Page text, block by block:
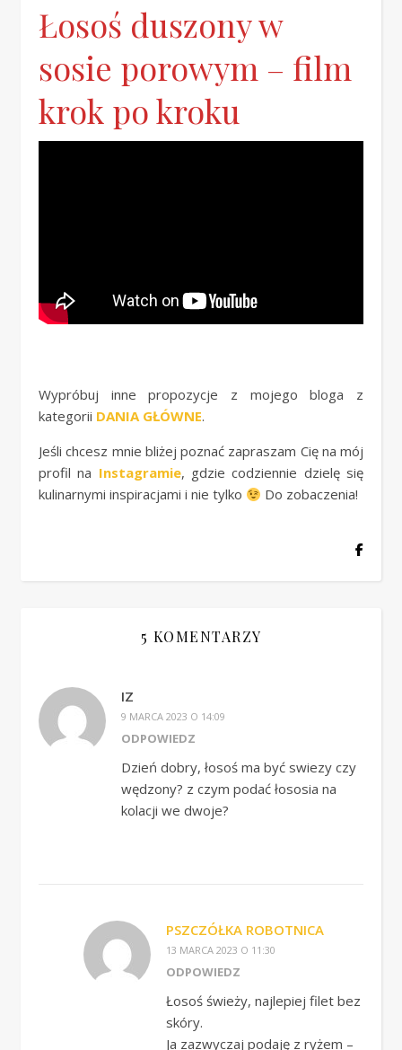
Łosoś duszony w
sosie porowym – film
krok po kroku
Wypróbuj inne propozycje z mojego bloga z
kategorii DANIA GŁÓWNE.
Jeśli chcesz mnie bliżej poznać zapraszam Cię na mój
profil na Instagramie, gdzie codziennie dzielę się
kulinarnymi inspiracjami i nie tylko
Do zobaczenia!
5 KOMENTARZY
IZ
9 MARCA 2023 O 14:09
ODPOWIEDZ
Dzień dobry, łosoś ma być swiezy czy
wędzony? z czym podać łososia na
kolacji we dwoje?
PSZCZÓŁKA ROBOTNICA
13 MARCA 2023 O 11:30
ODPOWIEDZ
Łosoś świeży, najlepiej filet bez
skóry.
Ja zazwyczaj podaję z ryżem –